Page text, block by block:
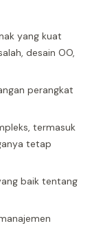
yang kuat
desain OO,
perangkat
termasuk
tetap
baik tentang